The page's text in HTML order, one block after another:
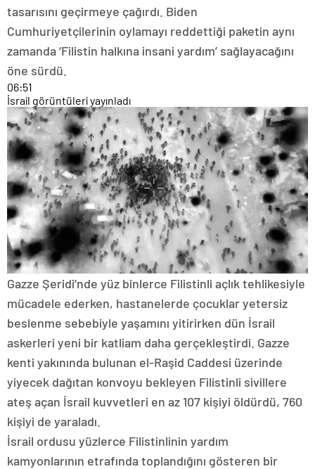
tasarısını geçirmeye çağırdı. Biden
Cumhuriyetçilerinin oylamayı reddettiği paketin aynı
zamanda ‘Filistin halkına insani yardım’ sağlayacağını
öne sürdü.
06:51
İsrail görüntüleri yayınladı
Gazze Şeridi’nde yüz binlerce Filistinli açlık tehlikesiyle
mücadele ederken, hastanelerde çocuklar yetersiz
beslenme sebebiyle yaşamını yitirirken dün İsrail
askerleri yeni bir katliam daha gerçekleştirdi. Gazze
kenti yakınında bulunan el-Raşid Caddesi üzerinde
yiyecek dağıtan konvoyu bekleyen Filistinli sivillere
ateş açan İsrail kuvvetleri en az 107 kişiyi öldürdü, 760
kişiyi de yaraladı.
İsrail ordusu yüzlerce Filistinlinin yardım
kamyonlarının etrafında toplandığını gösteren bir